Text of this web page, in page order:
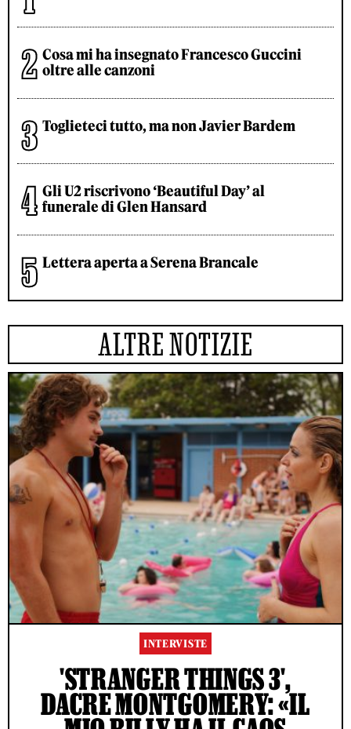
Cosa mi ha insegnato Francesco Guccini
oltre alle canzoni
Toglieteci tutto, ma non Javier Bardem
Gli U2 riscrivono ‘Beautiful Day’ al
funerale di Glen Hansard
Lettera aperta a Serena Brancale
ALTRE NOTIZIE
INTERVISTE
'STRANGER THINGS 3',
DACRE MONTGOMERY: «IL